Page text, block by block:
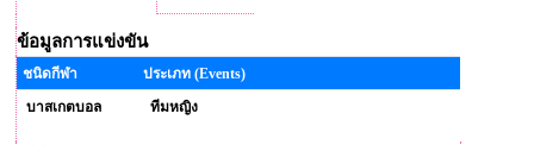
ข้อมูลการแข่งขัน
ชนิดกีฬา
ประเภท (Events)
บาสเกตบอล
ทีมหญิง